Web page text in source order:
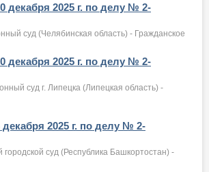
декабря 2025 г. по делу № 2-
суд (Челябинская область) - Гражданское
декабря 2025 г. по делу № 2-
суд г. Липецка (Липецкая область) -
2025 г. по делу № 2-
городской суд (Республика Башкортостан) -